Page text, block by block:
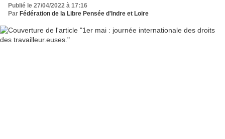
Publié le 27/04/2022 à 17:16
Par Fédération de la Libre Pensée d'Indre et Loire